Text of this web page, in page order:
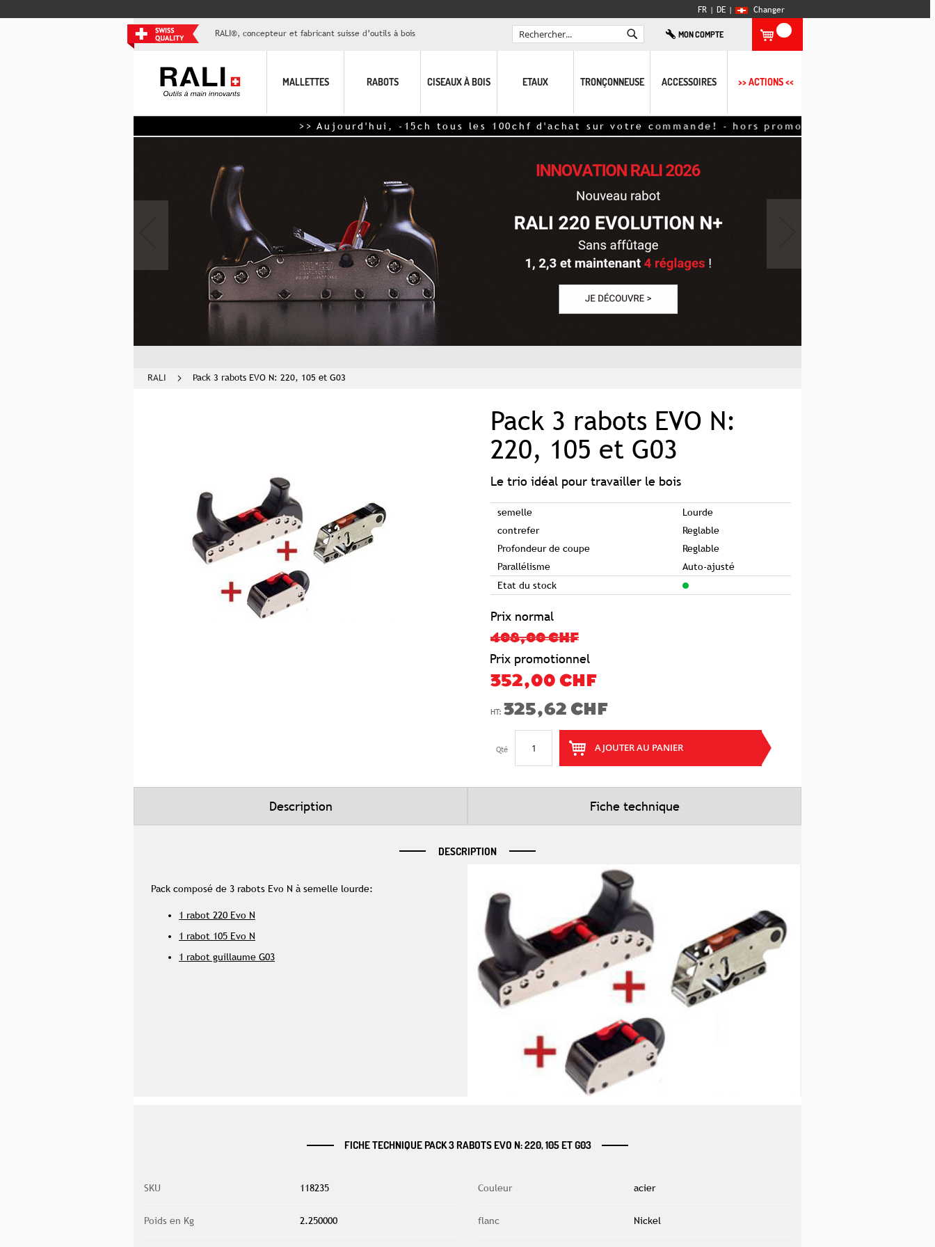
FR | DE | Changer
RALI®, concepteur et fabricant suisse d’outils à bois
Rechercher
MON COMPTE
MALLETTES RABOTS CISEAUX À BOIS ETAUX TRONÇONNEUSE ACCESSOIRES >> ACTIONS <<
>> Aujourd'hui, -15ch tous les 100chf d'achat sur votre commande! - hors promotions - déduits
RALI Pack 3 rabots EVO N: 220, 105 et G03
Pack 3 rabots EVO N:
220, 105 et G03
Le trio idéal pour travailler le bois
semelle
Lourde
contrefer
Reglable
Profondeur de coupe
Reglable
Parallélisme
Auto-ajusté
Etat du stock
Prix normal
408,00 CHF
Prix promotionnel
352,00 CHF
325,62 CHF
Qté AJOUTER AU PANIER
Description Fiche technique
DESCRIPTION
Pack composé de 3 rabots Evo N à semelle lourde:
1 rabot 220 Evo N
1 rabot 105 Evo N
1 rabot guillaume G03
FICHE TECHNIQUE PACK 3 RABOTS EVO N: 220, 105 ET G03
SKU 118235
Poids en Kg 2.250000
Couleur acier
flanc Nickel